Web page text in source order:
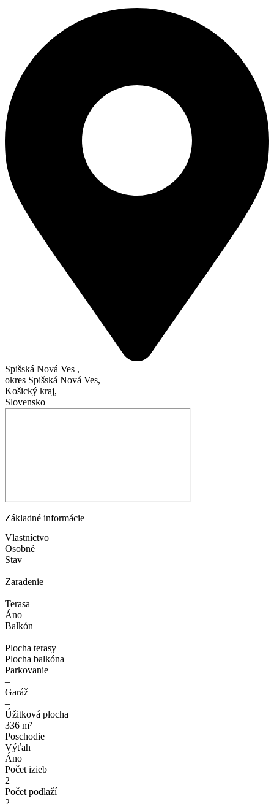
Spišská Nová Ves ,
okres Spišská Nová Ves,
Košický kraj,
Slovensko
Základné informácie
Vlastníctvo
Osobné
Stav
–
Zaradenie
–
Terasa
Áno
Balkón
–
Plocha terasy
Plocha balkóna
Parkovanie
–
Garáž
–
Úžitková plocha
336 m²
Poschodie
Výťah
Áno
Počet izieb
2
Počet podlaží